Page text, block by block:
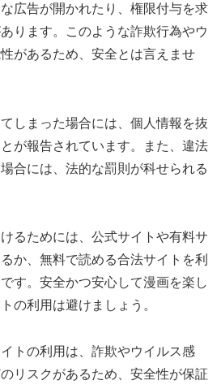
広告が開かれたり、権限付与を求
ります。このような詐欺行為やウ
があるため、安全とは言えませ
しまった場合には、個人情報を抜
が報告されています。また、違法
合には、法的な罰則が科せられる
るためには、公式サイトや有料サ
か、無料で読める合法サイトを利
す。安全かつ安心して漫画を楽し
の利用は避けましょう。
トの利用は、詐欺やウイルス感
リスクがあるため、安全性が保証